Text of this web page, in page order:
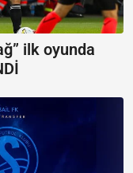
ilk oyunda